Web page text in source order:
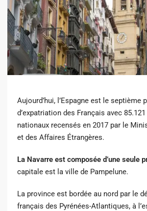
Aujourd’hui, l’Espagne est le septième
d’expatriation des Français avec
nationaux recensés en 2017 par le
et des Affaires Étrangères.
La Navarre est composée d’une seule
capitale est la ville de Pampelune.
La province est bordée au nord par le
français des Pyrénées-Atlantiques, à